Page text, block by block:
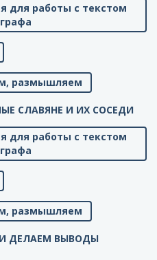
для работы с текстом
размышляем
СЛАВЯНЕ И ИХ СОСЕДИ
для работы с текстом
размышляем
И ДЕЛАЕМ ВЫВОДЫ